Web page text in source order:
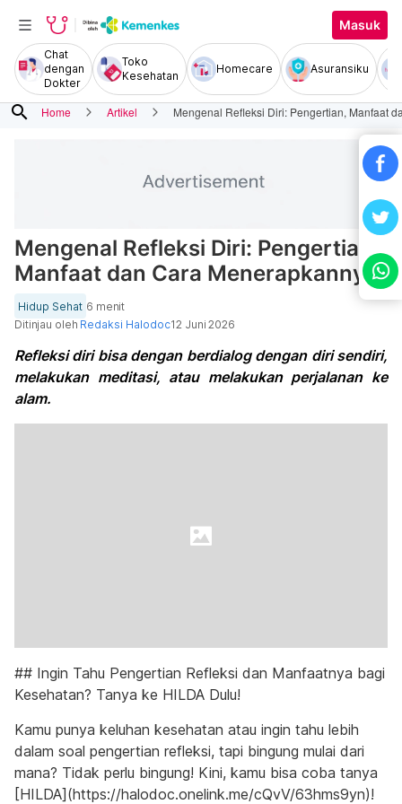
Masuk
Chat
dengan
Dokter
Toko
Kesehatan
Homecare Asuransiku
search Home Artikel Mengenal Refleksi Diri: Pengertian, Manfaat
Mengenal Refleksi Diri: Pengertian,
Manfaat dan Cara Menerapkannya
Hidup Sehat 6 menit
Ditinjau oleh Redaksi Halodoc12 Juni 2026
Refleksi diri bisa dengan berdialog dengan diri sendiri,
melakukan meditasi, atau melakukan perjalanan ke
alam.
## Ingin Tahu Pengertian Refleksi dan Manfaatnya bagi
Kesehatan? Tanya ke HILDA Dulu!
Kamu punya keluhan kesehatan atau ingin tahu lebih
dalam soal pengertian refleksi, tapi bingung mulai dari
mana? Tidak perlu bingung! Kini, kamu bisa coba tanya
[HILDA](https://halodoc.onelink.me/cQvV/63hms9yn)!